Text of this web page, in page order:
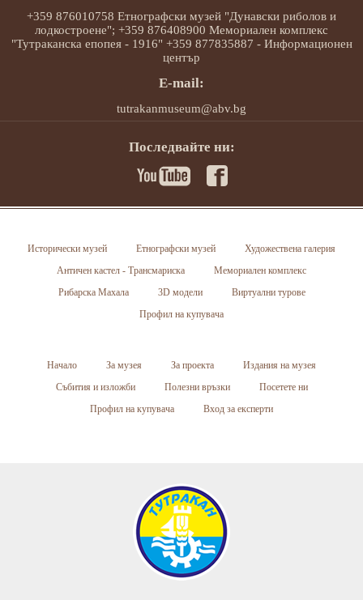
+359 876010758 Етнографски музей "Дунавски риболов и
лодкостроене"; +359 876408900 Мемориален комплекс
"Тутраканска епопея - 1916" +359 877835887 - Информационен
център
E-mail:
tutrakanmuseum@abv.bg
Последвайте ни:
Исторически музей Етнографски музей
Художествена галерия
Античен кастел - Трансмариска
Мемориален комплекс
Рибарска Махала
3D модели
Виртуални турове
Профил на купувача
Начало За музея За проекта
Издания на музея
Събития и изложби
Полезни връзки
Посетете ни
Профил на купувача
Вход за експерти